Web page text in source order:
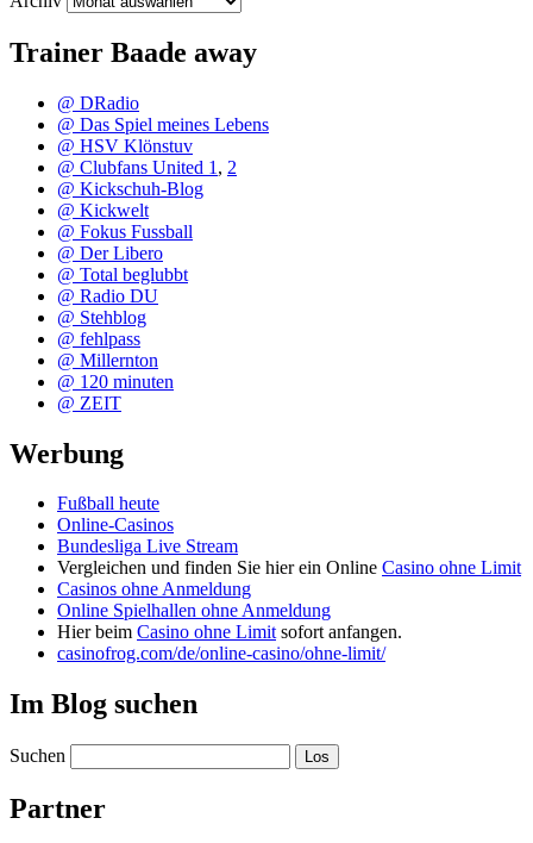
Trainer Baade away
@ DRadio
@ Das Spiel meines Lebens
@ HSV Klönstuv
@ Clubfans United 1 , 2
@ Kickschuh-Blog
@ Kickwelt
@ Fokus Fussball
@ Der Libero
@ Total beglubbt
@ Radio DU
@ Stehblog
@ fehlpass
@ Millernton
@ 120 minuten
@ ZEIT
Werbung
Fußball heute
Online-Casinos
Bundesliga Live Stream
Vergleichen und finden Sie hier ein Online Casino ohne Limit
Casinos ohne Anmeldung
Online Spielhallen ohne Anmeldung
Hier beim Casino ohne Limitsofort anfangen.
casinofrog.com/de/online-casino/ohne-limit/
Im Blog suchen
Suchen
Partner